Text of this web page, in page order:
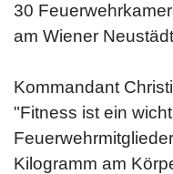
30
am Wiener
Kommandant
"Fitness ist ein
Kilogramm am